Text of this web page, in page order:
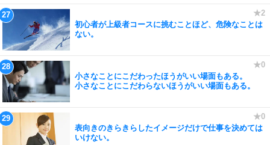
初心者が上級者コースに挑むことほど、危険なことは
ない。
小さなことにこだわったほうがいい場面もある。
小さなことにこだわらないほうがいい場面もある。
表向きのきらきらしたイメージだけで仕事を決めては
いけない。